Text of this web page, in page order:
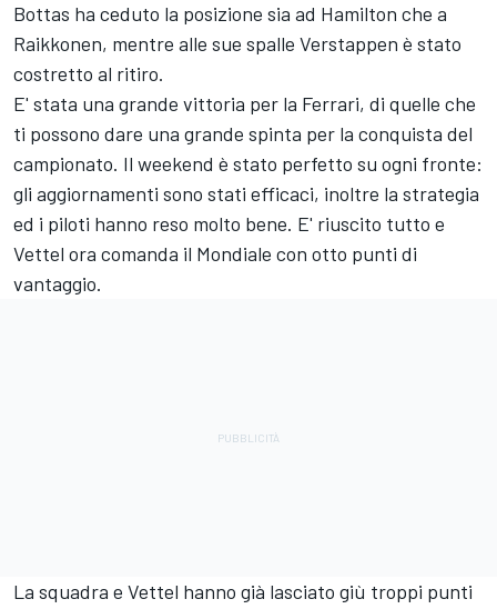
Bottas ha ceduto la posizione sia ad Hamilton che a
Raikkonen, mentre alle sue spalle Verstappen è stato
costretto al ritiro.
E' stata una grande vittoria per la Ferrari, di quelle che
ti possono dare una grande spinta per la conquista del
campionato. Il weekend è stato perfetto su ogni fronte:
gli aggiornamenti sono stati efficaci, inoltre la strategia
ed i piloti hanno reso molto bene. E' riuscito tutto e
Vettel ora comanda il Mondiale con otto punti di
vantaggio.
La squadra e Vettel hanno già lasciato giù troppi punti